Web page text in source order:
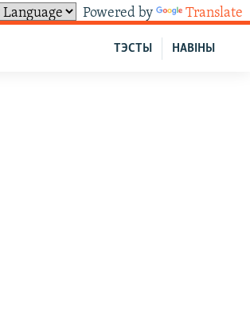
Powered by Translate
НАВІНЫ
ТЭСТЫ